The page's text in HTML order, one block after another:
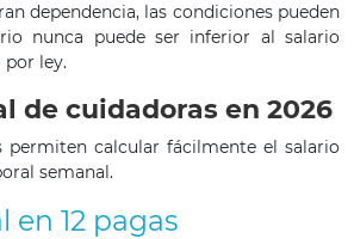
dependencia, las condiciones pueden
nunca puede ser inferior al salario
ley.
de cuidadoras en 2026
permiten calcular fácilmente el salario
semanal.
en 12 pagas